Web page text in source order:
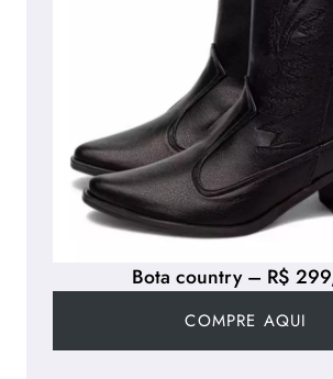
Bota country – R$
COMPRE AQUI